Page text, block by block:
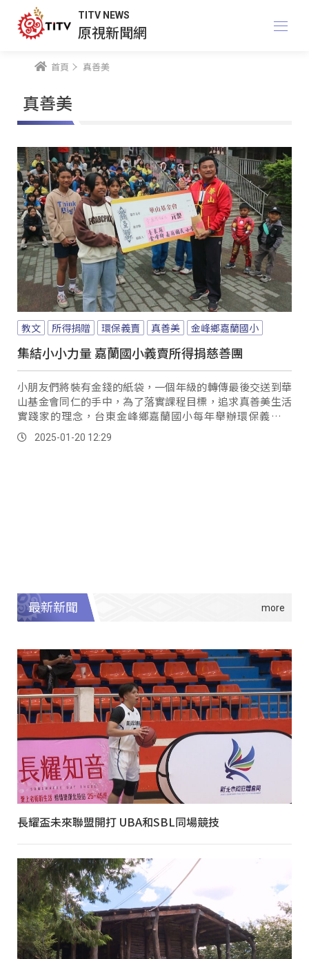
TITV NEWS
原視新聞網
首頁 真善美
真善美
教文 所得捐贈 環保義賣 真善美 金峰鄉嘉蘭國小
集結小小力量 嘉蘭國小義賣所得捐慈善團
小朋友們將裝有金錢的紙袋，一個年級的轉傳最後交送到華
山基金會同仁的手中，為了落實課程目標，追求真善美生活
實踐家的理念，台東金峰鄉嘉蘭國小每年舉辦環保義賣活
動，今年邁入第五年並將所得捐贈給華山基金會。
2025-01-20 12:29
最新新聞
長耀盃未來聯盟開打 UBA和SBL同場競技